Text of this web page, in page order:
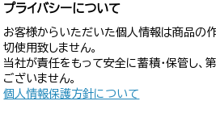
プライバシーについて
お客様からいただいた個人情報は商品の
切使用致しません。
当社が責任をもって安全に蓄積・保管し、
ございません。
個人情報保護方針について